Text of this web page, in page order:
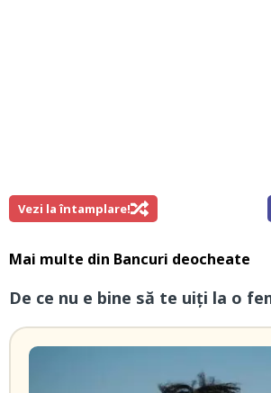
Vezi la întamplare!
Mai multe din Bancuri deocheate
De ce nu e bine să te uiți la o